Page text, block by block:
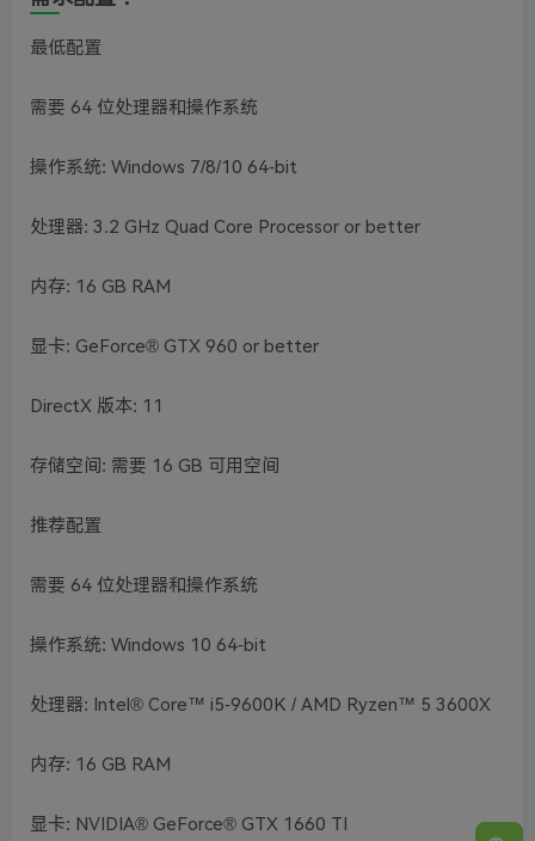
最低配置
需要 64 位处理器和操作系统
操作系统: Windows 7/8/10 64-bit
处理器: 3.2 GHz Quad Core Processor or better
内存: 16 GB RAM
显卡: GeForce® GTX 960 or better
DirectX 版本: 11
存储空间: 需要 16 GB 可用空间
推荐配置
需要 64 位处理器和操作系统
操作系统: Windows 10 64-bit
处理器: Intel® Core™ i5-9600K / AMD Ryzen™ 5 3600X
内存: 16 GB RAM
显卡: NVIDIA® GeForce® GTX 1660 TI